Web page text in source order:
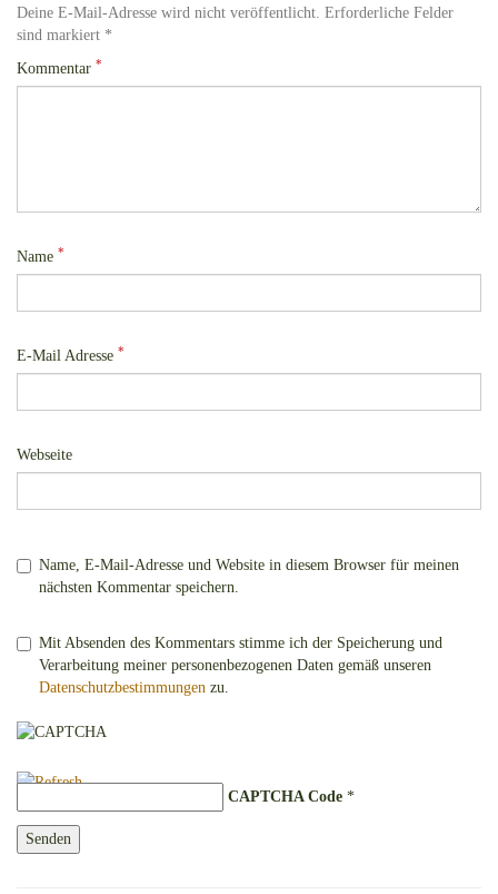
Deine E-Mail-Adresse wird nicht veröffentlicht. Erforderliche Felder
sind markiert *
Kommentar *
Name *
E-Mail Adresse *
Webseite
Name, E-Mail-Adresse und Website in diesem Browser für meinen
nächsten Kommentar speichern.
Mit Absenden des Kommentars stimme ich der Speicherung und
Verarbeitung meiner personenbezogenen Daten gemäß unseren
Datenschutzbestimmungen zu.
CAPTCHA Code *